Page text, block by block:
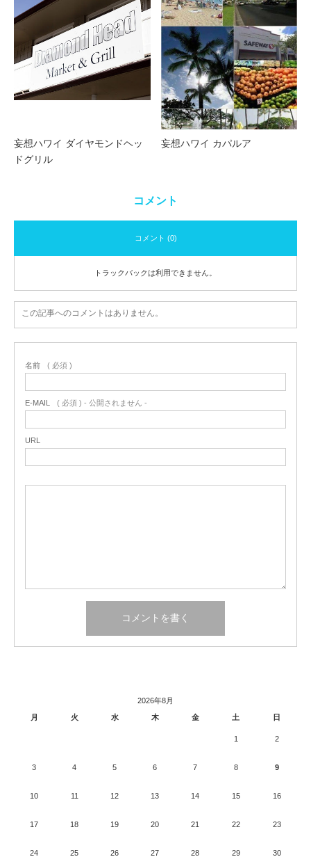
妄想ハワイ ダイヤモンドヘッ
ドグリル
妄想ハワイ カパルア
コメント
コメント (0)
トラックバックは利用できません。
この記事へのコメントはありません。
名前 ( 必須 )
E-MAIL ( 必須 ) - 公開されません -
URL
2026年8月
月
火 水 木 金 土 日
1 2
3 4 5 6 7 8 9
10 11 12 13 14 15 16
17 18 19 20 21 22 23
24 25 26 27 28 29 30